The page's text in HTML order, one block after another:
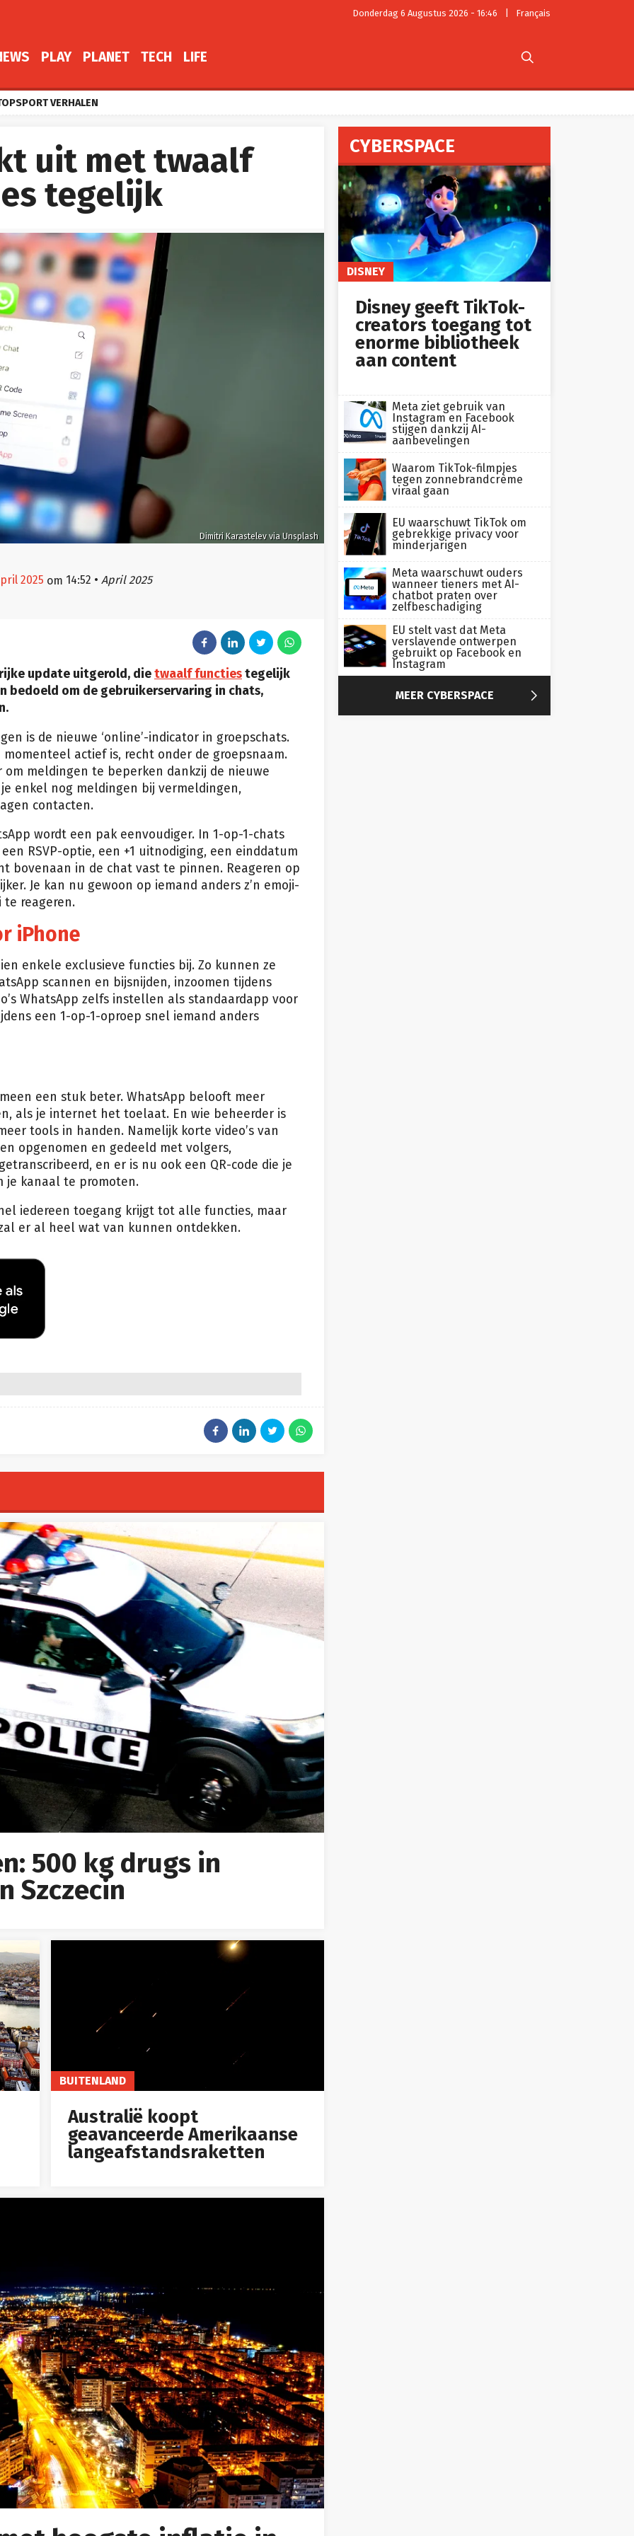
Donderdag 6 Augustus 2026 - 16:46 Français
PLAY PLANET TECH LIFE 
VERHALEN
uit met twaalf
tegelijk
Dimitri Karastelev via Unsplash
2025 om 14:52 • April 2025
update uitgerold, dietwaalf functiestegelijk
bedoeld om de gebruikerservaring in chats,
is de nieuwe ‘online’-indicator in groepschats.
actief is, recht onder de groepsnaam.
meldingen te beperken dankzij de nieuwe
enkel nog meldingen bij vermeldingen,
contacten.
wordt een pak eenvoudiger. In 1-op-1-chats
RSVP-optie, een +1 uitnodiging, een einddatum
bovenaan in de chat vast te pinnen. Reageren op
Je kan nu gewoon op iemand anders z’n emoji-
te reageren.
iPhone
enkele exclusieve functies bij. Zo kunnen ze
scannen en bijsnijden, inzoomen tijdens
WhatsApp zelfs instellen als standaardapp voor
een 1-op-1-oproep snel iemand anders
een stuk beter. WhatsApp belooft meer
als je internet het toelaat. En wie beheerder is
tools in handen. Namelijk korte video’s van
opgenomen en gedeeld met volgers,
en er is nu ook een QR-code die je
je kanaal te promoten.
iedereen toegang krijgt tot alle functies, maar
er al heel wat van kunnen ontdekken.
500 kg drugs in
Szczecin
BUITENLAND
Australië koopt
geavanceerde Amerikaanse
langeafstandsraketten
CYBERSPACE
DISNEY
Disney geeft TikTok-
creators toegang tot
enorme bibliotheek
aan content
Meta ziet gebruik van
Instagram en Facebook
stijgen dankzij AI-
aanbevelingen
Waarom TikTok-filmpjes
tegen zonnebrandcrème
viraal gaan
EU waarschuwt TikTok om
gebrekkige privacy voor
minderjarigen
Meta waarschuwt ouders
wanneer tieners met AI-
chatbot praten over
zelfbeschadiging
EU stelt vast dat Meta
verslavende ontwerpen
gebruikt op Facebook en
Instagram
MEER CYBERSPACE 